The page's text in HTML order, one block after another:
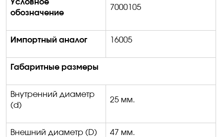
Условное
обозначение
7000105
Импортный аналог 16005
Габаритные размеры
Внутренний диаметр
(d)
25 мм.
Внешний диаметр (D) 47 мм.